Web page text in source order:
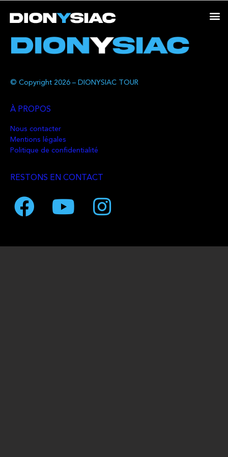
© Copyright 2026 – DIONYSIAC TOUR
À PROPOS
Nous contacter
Mentions légales
Politique de confidentialité
RESTONS EN CONTACT